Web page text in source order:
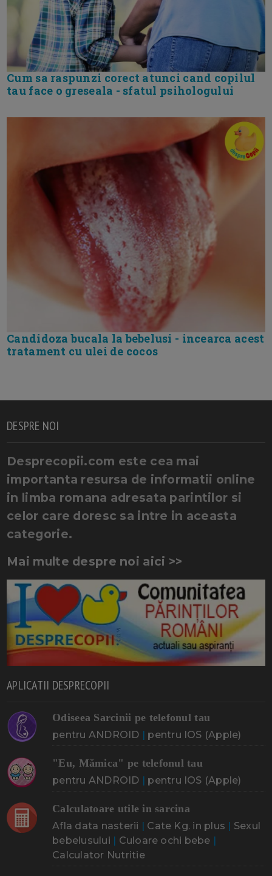
Cum sa raspunzi corect atunci cand copilul
tau face o greseala - sfatul psihologului
Candidoza bucala la bebelusi - incearca acest
tratament cu ulei de cocos
DESPRE NOI
Desprecopii.com este cea mai
importanta resursa de informatii online
in limba romana adresata parintilor si
celor care doresc sa intre in aceasta
categorie.
Mai multe despre noi aici >>
APLICATII DESPRECOPII
Odiseea Sarcinii pe telefonul tau
pentru ANDROID | pentru IOS (Apple)
"Eu, Mămica" pe telefonul tau
pentru ANDROID | pentru IOS (Apple)
Calculatoare utile in sarcina
Afla data nasterii | Cate Kg. in plus | Sexul
bebelusului | Culoare ochi bebe |
Calculator Nutritie